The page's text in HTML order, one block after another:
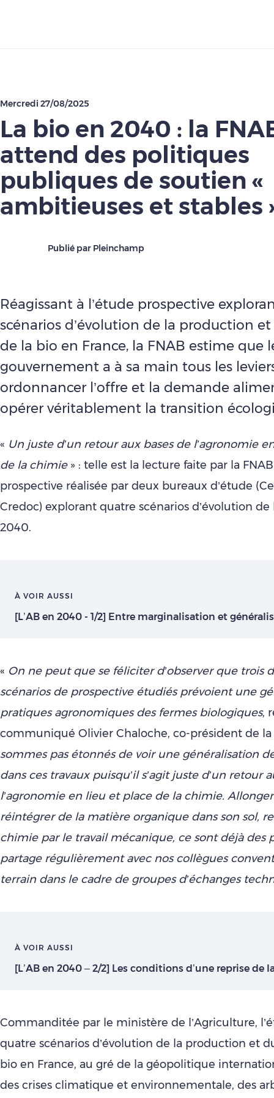
Mercredi 27/08/2025
La bio en 2040 : la
attend des politiques
publiques de soutien «
ambitieuses et stables
Publié par Pleinchamp
Réagissant à l’étude prospective
scénarios d’évolution de la production
de la bio en France, la FNAB estime que
gouvernement a à sa main tous les
ordonnancer l’offre et la demande
opérer véritablement la transition
« Un juste d’un retour aux bases de l’agronomie
de la chimie » : telle est la lecture faite par la
prospective réalisée par deux bureaux d’étude
Credoc) explorant quatre scénarios d’évolution de
2040.
À VOIR AUSSI
[L’AB en 2040 - 1/2] Entre marginalisation et
« On ne peut que se féliciter d’observer que trois
scénarios de prospective étudiés prévoient une
pratiques agronomiques des fermes biologiques,
communiqué Olivier Chaloche, co-président de la
sommes pas étonnés de voir une généralisation
dans ces travaux puisqu’il s’agit juste d’un retour
l’agronomie en lieu et place de la chimie.
réintégrer de la matière organique dans son sol,
chimie par le travail mécanique, ce sont déjà des
partage régulièrement avec nos collègues
terrain dans le cadre de groupes d’échanges
À VOIR AUSSI
[L’AB en 2040 – 2/2] Les conditions d’une reprise de
Commanditée par le ministère de l’Agriculture,
quatre scénarios d’évolution de la production et
bio en France, au gré de la géopolitique
des crises climatique et environnementale, des